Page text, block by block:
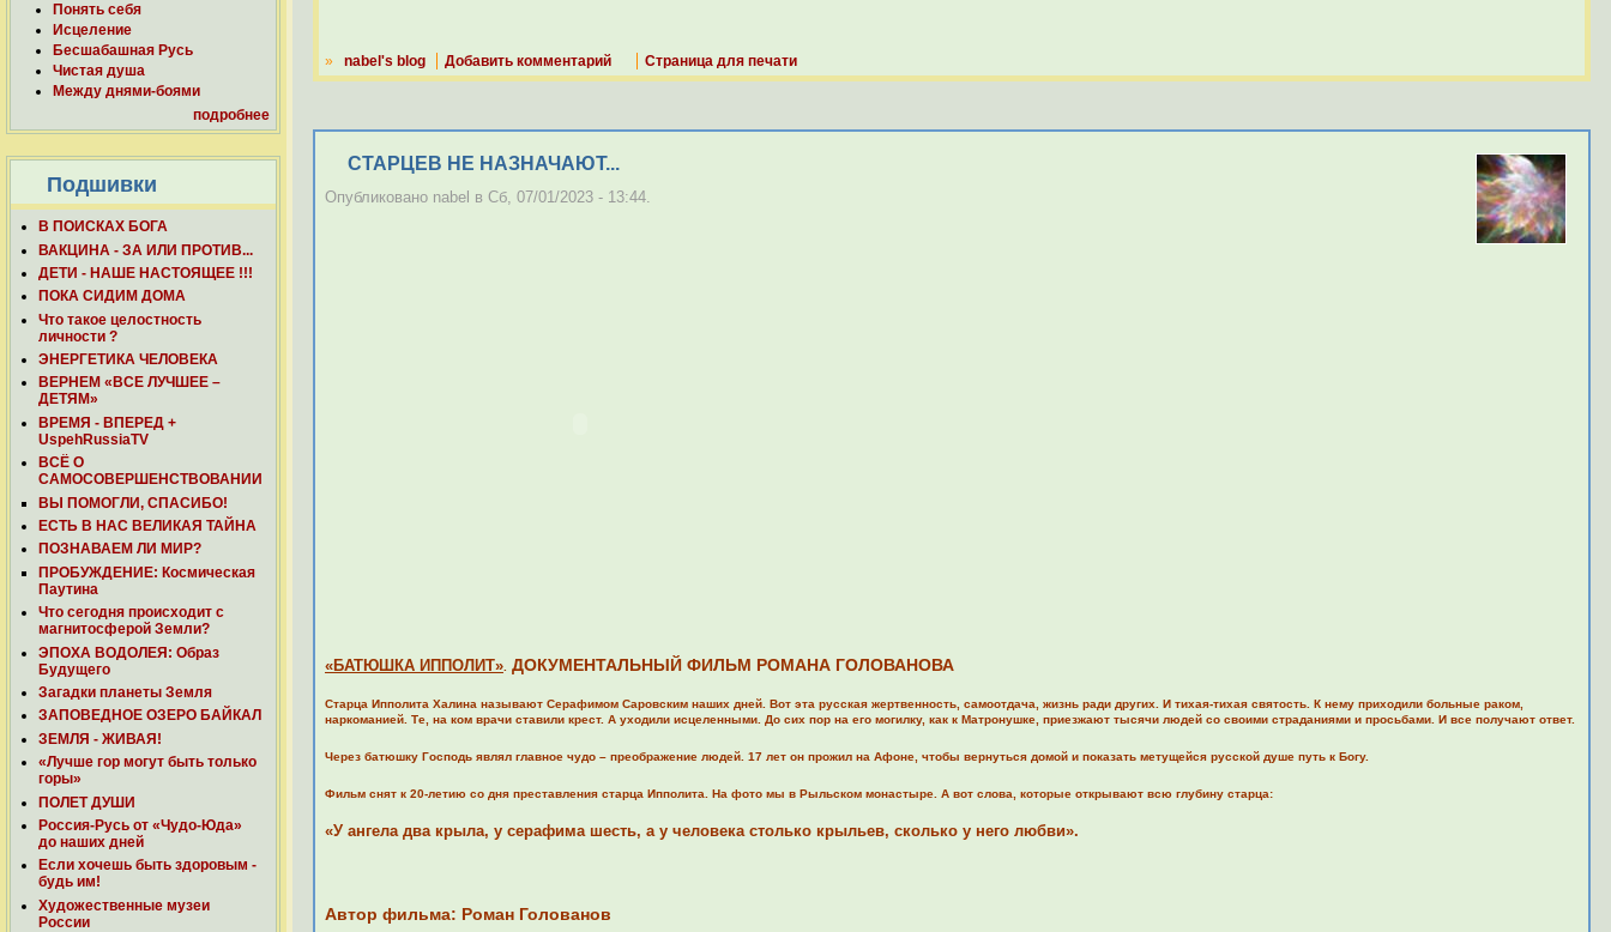
Понять себя
Исцеление
Бесшабашная Русь
Чистая душа
Между днями-боями
подробнее
Подшивки
В ПОИСКАХ БОГА
ВАКЦИНА - ЗА ИЛИ ПРОТИВ...
ДЕТИ - НАШЕ НАСТОЯЩЕЕ !!!
ПОКА СИДИМ ДОМА
Что такое целостность
личности ?
ЭНЕРГЕТИКА ЧЕЛОВЕКА
ВЕРНЕМ «ВСЕ ЛУЧШЕЕ –
ДЕТЯМ»
ВРЕМЯ - ВПЕРЕД +
UspehRussiaTV
ВСЁ О
САМОСОВЕРШЕНСТВОВАНИИ
ВЫ ПОМОГЛИ, СПАСИБО!
ЕСТЬ В НАС ВЕЛИКАЯ ТАЙНА
ПОЗНАВАЕМ ЛИ МИР?
ПРОБУЖДЕНИЕ: Космическая
Паутина
Что сегодня происходит с
магнитосферой Земли?
ЭПОХА ВОДОЛЕЯ: Образ
Будущего
Загадки планеты Земля
ЗАПОВЕДНОЕ ОЗЕРО БАЙКАЛ
ЗЕМЛЯ - ЖИВАЯ!
«Лучше гор могут быть только
горы»
ПОЛЕТ ДУШИ
Россия-Русь от «Чудо-Юда»
до наших дней
Если хочешь быть здоровым -
будь им!
Художественные музеи
России
» nabel's blog Добавить комментарий Страница для печати
СТАРЦЕВ НЕ НАЗНАЧАЮТ...
Опубликовано nabel в Сб, 07/01/2023 - 13:44.
«БАТЮШКА ИППОЛИТ» ДОКУМЕНТАЛЬНЫЙ ФИЛЬМ РОМАНА ГОЛОВАНОВА
Старца Ипполита Халина называют Серафимом Саровским наших дней. Вот эта русская жертвенность, самоотдача, жизнь ради других. И тихая-тихая святость. К нему приходили больные раком,
наркоманией. Те, на ком врачи ставили крест. А уходили исцеленными. До сих пор на его могилку, как к Матронушке, приезжают тысячи людей со своими страданиями и просьбами. И все получают ответ.
Через батюшку Господь являл главное чудо – преображение людей. 17 лет он прожил на Афоне, чтобы вернуться домой и показать метущейся русской душе путь к Богу.
Фильм снят к 20-летию со дня преставления старца Ипполита. На фото мы в Рыльском монастыре. А вот слова, которые открывают всю глубину старца:
«У ангела два крыла, у серафима шесть, а у человека столько крыльев, сколько у него любви».
Автор фильма: Роман Голованов